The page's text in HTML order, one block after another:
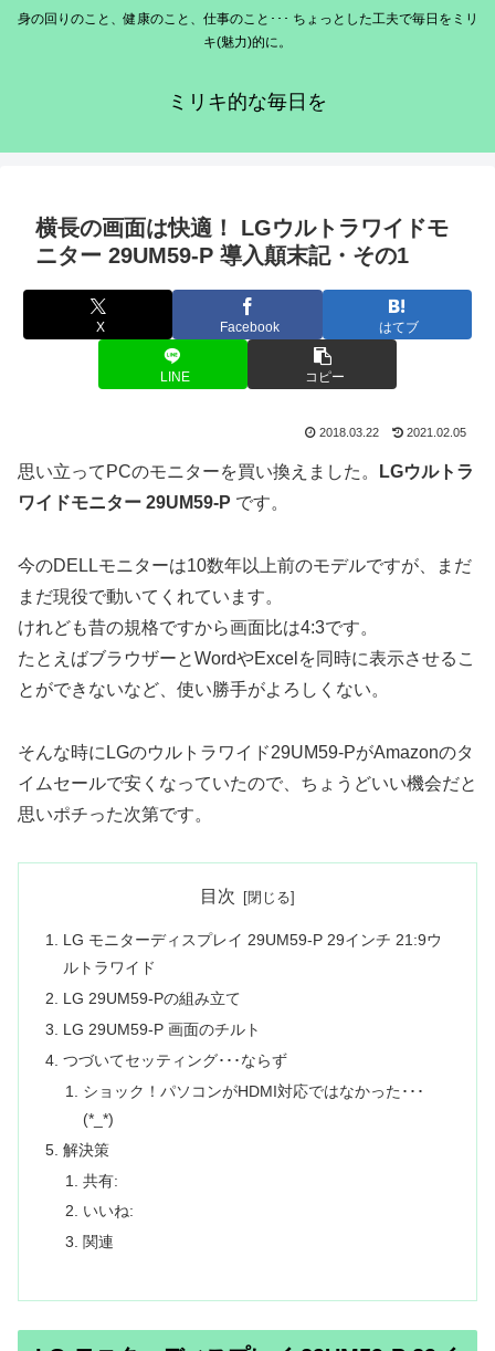
身の回りのこと、健康のこと、仕事のこと･･･ ちょっとした工夫で毎日をミリ
キ(魅力)的に。
ミリキ的な毎日を
横長の画面は快適！ LGウルトラワイドモ
ニター 29UM59-P 導入顛末記・その1
X Facebook はてブ
LINE コピー
2018.03.22 2021.02.05
思い立ってPCのモニターを買い換えました。
LGウルトラ
ワイドモニター 29UM59-P です。
今のDELLモニターは10数年以上前のモデルですが、まだ
まだ現役で動いてくれています。
けれども昔の規格ですから画面比は4:3です。
たとえばブラウザーとWordやExcelを同時に表示させるこ
とができないなど、使い勝手がよろしくない。
そんな時にLGのウルトラワイド29UM59-PがAmazonのタ
イムセールで安くなっていたので、ちょうどいい機会だと
思いポチった次第です。
目次
LG モニターディスプレイ 29UM59-P 29インチ 21:9ウ
ルトラワイド
LG 29UM59-Pの組み立て
LG 29UM59-P 画面のチルト
つづいてセッティング･･･ならず
ショック！パソコンがHDMI対応ではなかった･･･
(*_*)
解決策
共有:
いいね:
関連